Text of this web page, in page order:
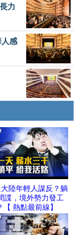
力
感
陸年輕人謀反？躺
諜，境外勢力發工
【 熱點最前線】